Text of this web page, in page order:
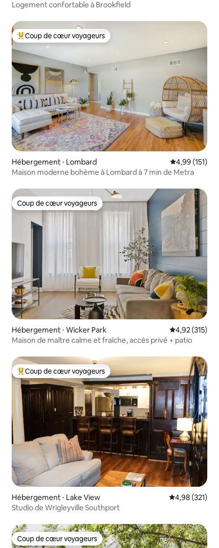
Logement confortable à Brookfield
Coups de cœur voyageurs les plus appréciés
Coup de cœur voyageurs
Hébergement ⋅ Lombard Évaluation
4,99 (151)
Maison moderne bohème à Lombard à 7 min de Metra
Coup de cœur voyageurs
Coup de cœur voyageurs
Hébergement ⋅ Wicker Park Évaluation
4,92 (315)
Maison de maître calme et fraîche, accès privé + patio
Coups de cœur voyageurs les plus appréciés
Coup de cœur voyageurs
Hébergement ⋅ Lake View Évaluation
4,98 (321)
Studio de Wrigleyville Southport
Coup de cœur voyageurs
Coup de cœur voyageurs